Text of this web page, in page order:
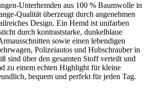
Unterhemden aus 100 % Baumwolle in
Qualität überzeugt durch angenehmen
Design. Ein Hemd ist unifarben
durch kontraststarke, dunkelblaue
sowie einen lebendigen
Polizeiautos und Hubschrauber in
sind über den gesamten Stoff verteilt und
zu einem echten Highlight für kleine
bequem und perfekt für jeden Tag.